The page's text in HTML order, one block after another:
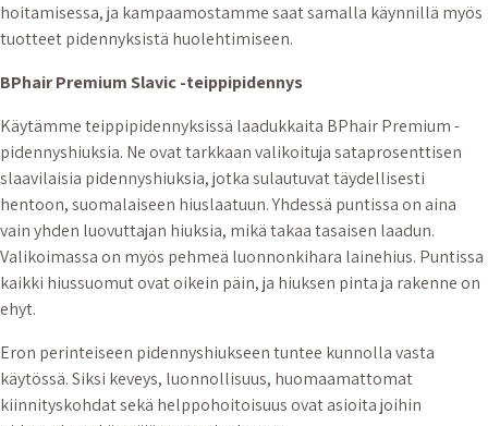
hoitamisessa, ja kampaamostamme saat samalla käynnillä myös
tuotteet pidennyksistä huolehtimiseen.
BPhair Premium Slavic -teippipidennys
Käytämme teippipidennyksissä laadukkaita BPhair Premium -
pidennyshiuksia. Ne ovat tarkkaan valikoituja sataprosenttisen
slaavilaisia pidennyshiuksia, jotka sulautuvat täydellisesti
hentoon, suomalaiseen hiuslaatuun. Yhdessä puntissa on aina
vain yhden luovuttajan hiuksia, mikä takaa tasaisen laadun.
Valikoimassa on myös pehmeä luonnonkihara lainehius. Puntissa
kaikki hiussuomut ovat oikein päin, ja hiuksen pinta ja rakenne on
ehyt.
Eron perinteiseen pidennyshiukseen tuntee kunnolla vasta
käytössä. Siksi keveys, luonnollisuus, huomaamattomat
kiinnityskohdat sekä helppohoitoisuus ovat asioita joihin